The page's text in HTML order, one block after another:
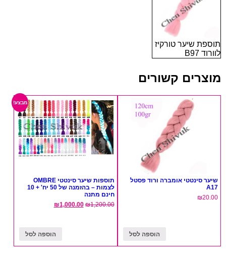
תוספת שיער טורקיז
לוורוד B97
מוצרים קשורים
שיער סינטטי אומברה ורוד פסטל
A17
₪20.00
הוספה לסל
מבצע!
תוספות שיער סינטטי OMBRE
לצמות – בהזמנה של 50 יח' + 10
חינם מתנה
₪1,200.00
₪1,000.00
הוספה לסל